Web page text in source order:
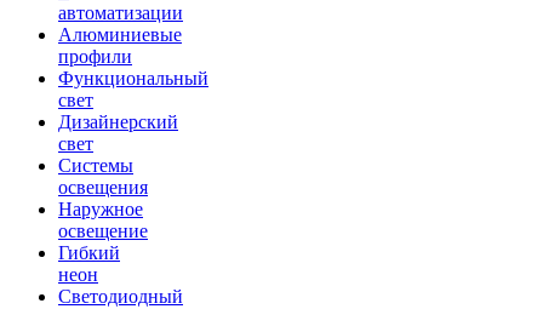
автоматизации
Алюминиевые
профили
Функциональный
свет
Дизайнерский
свет
Системы
освещения
Наружное
освещение
Гибкий
неон
Светодиодный